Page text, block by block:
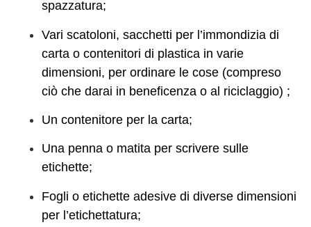
spazzatura;
Vari scatoloni, sacchetti per l’immondizia di
carta o contenitori di plastica in varie
dimensioni, per ordinare le cose (compreso
ciò che darai in beneficenza o al riciclaggio) ;
Un contenitore per la carta;
Una penna o matita per scrivere sulle
etichette;
Fogli o etichette adesive di diverse dimensioni
per l’etichettatura;